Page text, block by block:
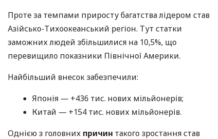
Проте за темпами приросту багатства лідером став
Азійсько-Тихоокеанський регіон. Тут статки
заможних людей збільшилися на 10,5%, що
перевищило показники Північної Америки.
Найбільший внесок забезпечили:
Японія — +436 тис. нових мільйонерів;
Китай — +154 тис. нових мільйонерів.
Однією з головних причин такого зростання став